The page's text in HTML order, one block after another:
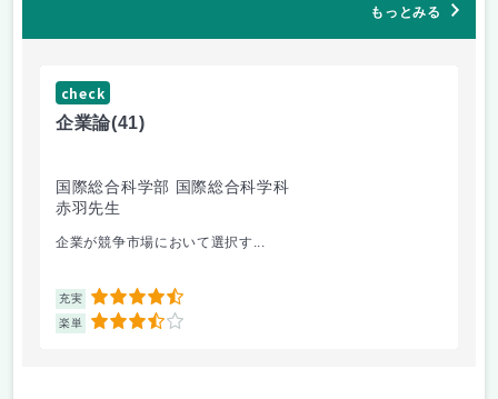
もっとみる
check
企業論(41)
国際総合科学部 国際総合科学科
赤羽先生
企業が競争市場において選択す...
充実 4.5
楽単 3.5